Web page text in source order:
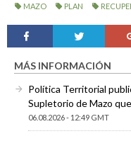
MAZO PLAN
MÁS INFORMACIÓN
Política Territorial
Supletorio de Mazo
06.08.2026 - 12:49 GMT